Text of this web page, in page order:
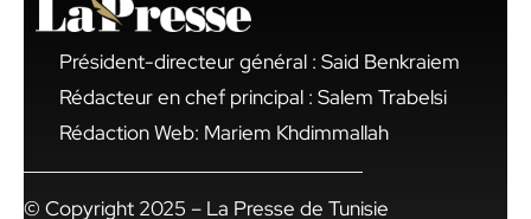
Président-directeur général : Said Benkraiem
Rédacteur en chef principal : Salem Trabelsi
Rédaction Web: Mariem Khdimmallah
© Copyright 2025 – La Presse de Tunisie